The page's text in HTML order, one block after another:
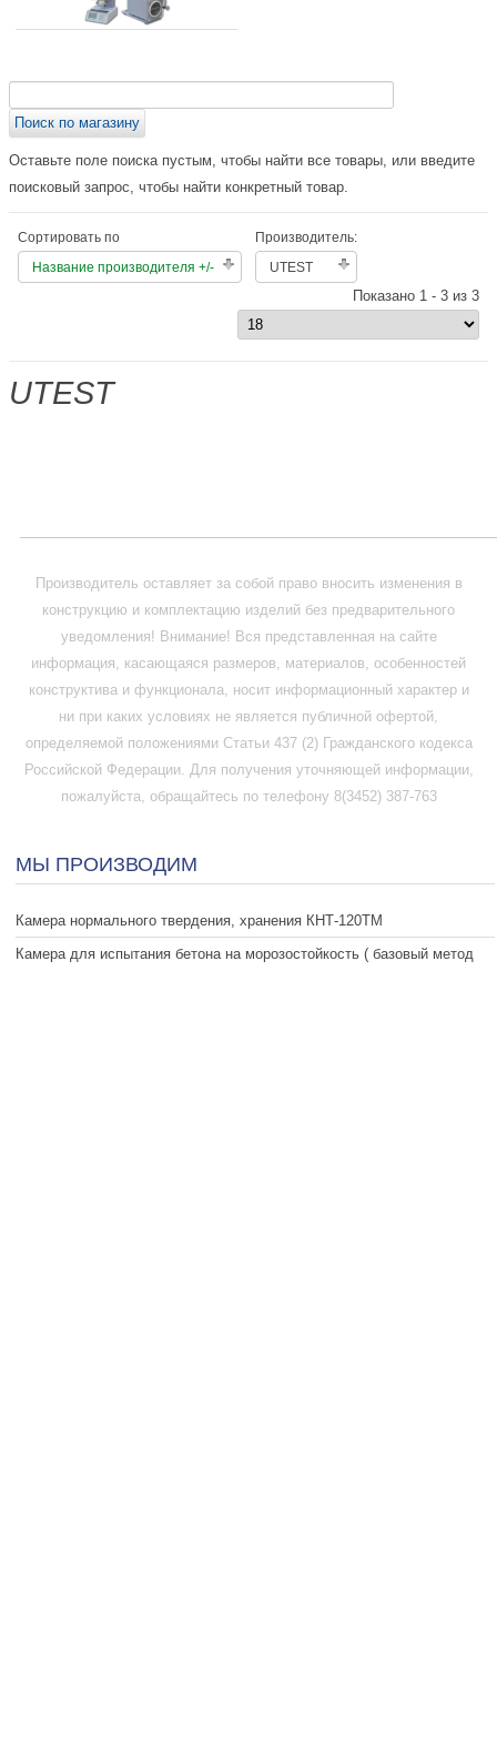
Оставьте поле поиска пустым, чтобы найти все товары, или введите
поисковый запрос, чтобы найти конкретный товар.
Сортировать по
Название производителя +/-
Производитель:
UTEST
Показано 1 - 3 из 3
UTEST
Производитель оставляет за собой право вносить изменения в
конструкцию и комплектацию изделий без предварительного
уведомления! Внимание! Вся представленная на сайте
информация, касающаяся размеров, материалов, особенностей
конструктива и функционала, носит информационный характер и
ни при каких условиях не является публичной офертой,
определяемой положениями Статьи 437 (2) Гражданского кодекса
Российской Федерации. Для получения уточняющей информации,
пожалуйста, обращайтесь по телефону 8(3452) 387-763
МЫ ПРОИЗВОДИМ
Камера нормального твердения, хранения КНТ-120ТМ
Камера для испытания бетона на морозостойкость ( базовый метод